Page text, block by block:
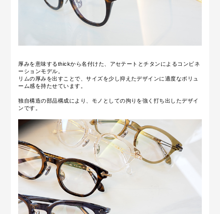
厚みを意味するthickから名付けた、アセテートとチタンによるコンビネ
ーションモデル。
リムの厚みを出すことで、サイズを少し抑えたデザインに適度なボリュ
ーム感を持たせています。
独自構造の部品構成により、モノとしての拘りを強く打ち出したデザイ
ンです。